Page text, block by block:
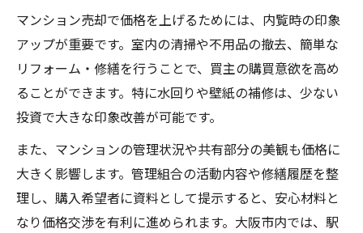
マンション売却で価格を上げるためには、内覧時の印象
アップが重要です。室内の清掃や不用品の撤去、簡単な
リフォーム・修繕を行うことで、買主の購買意欲を高め
ることができます。特に水回りや壁紙の補修は、少ない
投資で大きな印象改善が可能です。
また、マンションの管理状況や共有部分の美観も価格に
大きく影響します。管理組合の活動内容や修繕履歴を整
理し、購入希望者に資料として提示すると、安心材料と
なり価格交渉を有利に進められます。大阪市内では、駅